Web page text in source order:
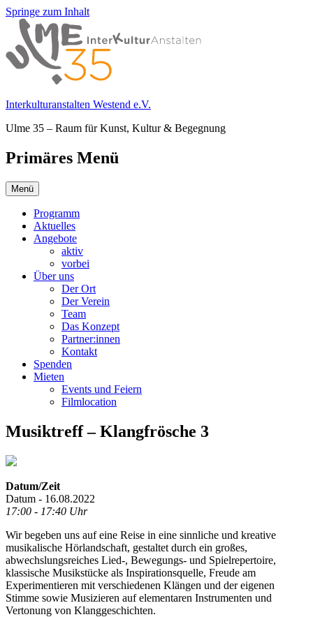
Springe zum Inhalt
Interkulturanstalten Westend e.V.
Ulme 35 – Raum für Kunst, Kultur & Begegnung
Primäres Menü
Menü
Programm
Aktuelles
Angebote
aktiv
vorbei
Über uns
Der Ort
Der Verein
Team
Das Konzept
Partner:innen
Kontakt
Spenden
Mieten
Events und Feiern
Filmlocation
Musiktreff – Klangfrösche 3
Datum/Zeit
Datum - 16.08.2022
17:00 - 17:40 Uhr
Wir begeben uns auf eine Reise in eine sinnliche und kreative
musikalische Hörlandschaft, gestaltet durch ein großes,
abwechslungsreiches Lied-, Bewegungs- und Spielrepertoire,
klassische Musikstücke als Inspirationsquelle, Freude am
Experimentieren mit verschiedenen Klängen und der eigenen
Stimme sowie Musizieren auf elementaren Instrumenten und
Vertonung von Klanggeschichten.